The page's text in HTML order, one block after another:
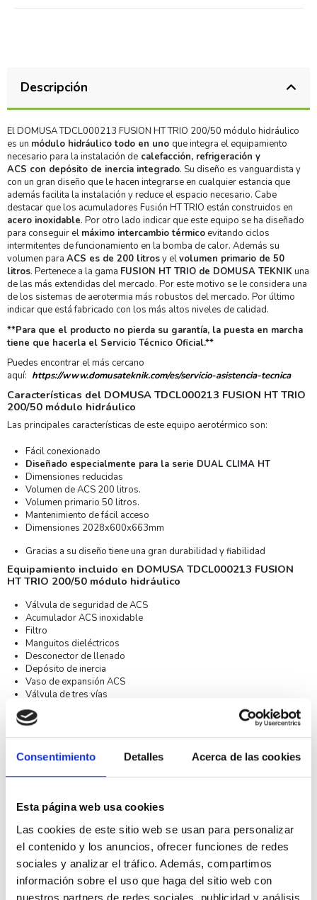
Consentimiento Detalles Acerca de las cookies
Esta página web usa cookies
Las cookies de este sitio web se usan para personalizar
el contenido y los anuncios, ofrecer funciones de redes
sociales y analizar el tráfico. Además, compartimos
información sobre el uso que haga del sitio web con
nuestros partners de redes sociales, publicidad y análisis
Descripción
El DOMUSA TDCL000213 FUSION HT TRIO 200/50 módulo hidráulico
es un módulo hidráulico todo en uno que integra el equipamiento
necesario para la instalación decalefacción, refrigeración y
ACS con depósito de inercia integrado. Su diseño es vanguardista y
con un gran diseño que le hacen integrarse en cualquier estancia que
además facilita la instalación y reduce el espacio necesario. Cabe
destacar que los acumuladores Fusión HT TRIO están construidos en
acero inoxidable. Por otro lado indicar que este equipo se ha diseñado
para conseguir el máximo intercambio térmicoevitando ciclos
intermitentes de funcionamiento en la bomba de calor. Además su
volumen para ACS es de 200 litrosy elvolumen primario de 50
litros. Pertenece a la gama FUSION HT TRIO de DOMUSA TEKNIK una
de las más extendidas del mercado. Por este motivo se le considera una
de los sistemas de aerotermia más robustos del mercado. Por último
indicar que está fabricado con los más altos niveles de calidad.
**Para que el producto no pierda su garantía, la puesta en marcha
tiene que hacerla el Servicio Técnico Oficial.**
Puedes encontrar el más cercano
aquí: https://www.domusateknik.com/es/servicio-asistencia-tecnica
Características del DOMUSA TDCL000213 FUSION HT TRIO
200/50 módulo hidráulico
Las principales características de este equipo aerotérmico son:
Fácil conexionado
Diseñado especialmente para la serie DUAL CLIMA HT
Dimensiones reducidas
Volumen de ACS 200 litros.
Volumen primario 50 litros.
Mantenimiento de fácil acceso
Dimensiones 2028x600x663mm
Gracias a su diseño tiene una gran durabilidad y fiabilidad
Equipamiento incluido en DOMUSA TDCL000213 FUSION
HT TRIO 200/50 módulo hidráulico
Válvula de seguridad de ACS
Acumulador ACS inoxidable
Filtro
Manguitos dieléctricos
Desconector de llenado
Depósito de inercia
Vaso de expansión ACS
Válvula de tres vías
Vaso de expansión de calefacción
Especificaciones técnicas DOMUSA TDCL000213 FUSION
HT TRIO 200/50 módulo hidráulico
Aplicación
Calefacción, refrigeración y ACS
Volumen primario
50 litros
Clase eficiencia energética
C
Dimensiones 2028x600x663mm
Esquema DOMUSA TDCL000213 FUSION HT TRIO 200/50